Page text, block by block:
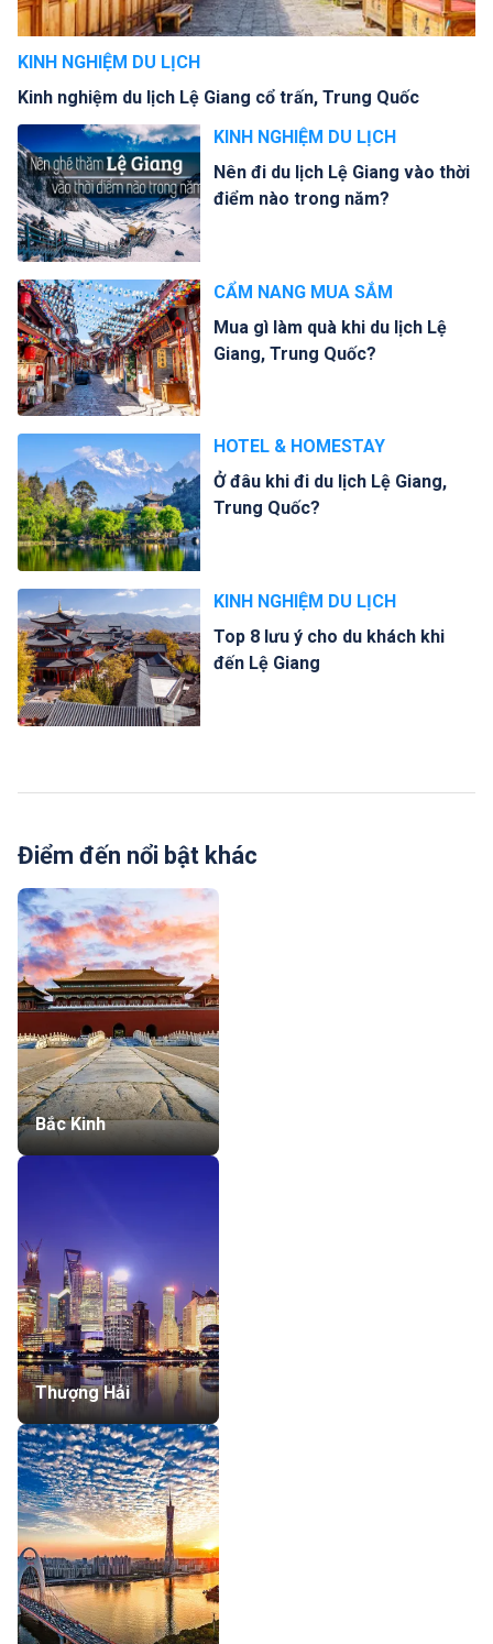
KINH NGHIỆM DU LỊCH
Kinh nghiệm du lịch Lệ Giang cổ trấn, Trung Quốc
KINH NGHIỆM DU LỊCH
Nên đi du lịch Lệ Giang vào thời
điểm nào trong năm?
CẨM NANG MUA SẮM
Mua gì làm quà khi du lịch Lệ
Giang, Trung Quốc?
HOTEL & HOMESTAY
Ở đâu khi đi du lịch Lệ Giang,
Trung Quốc?
KINH NGHIỆM DU LỊCH
Top 8 lưu ý cho du khách khi
đến Lệ Giang
Điểm đến nổi bật khác
Bắc Kinh
Thượng Hải